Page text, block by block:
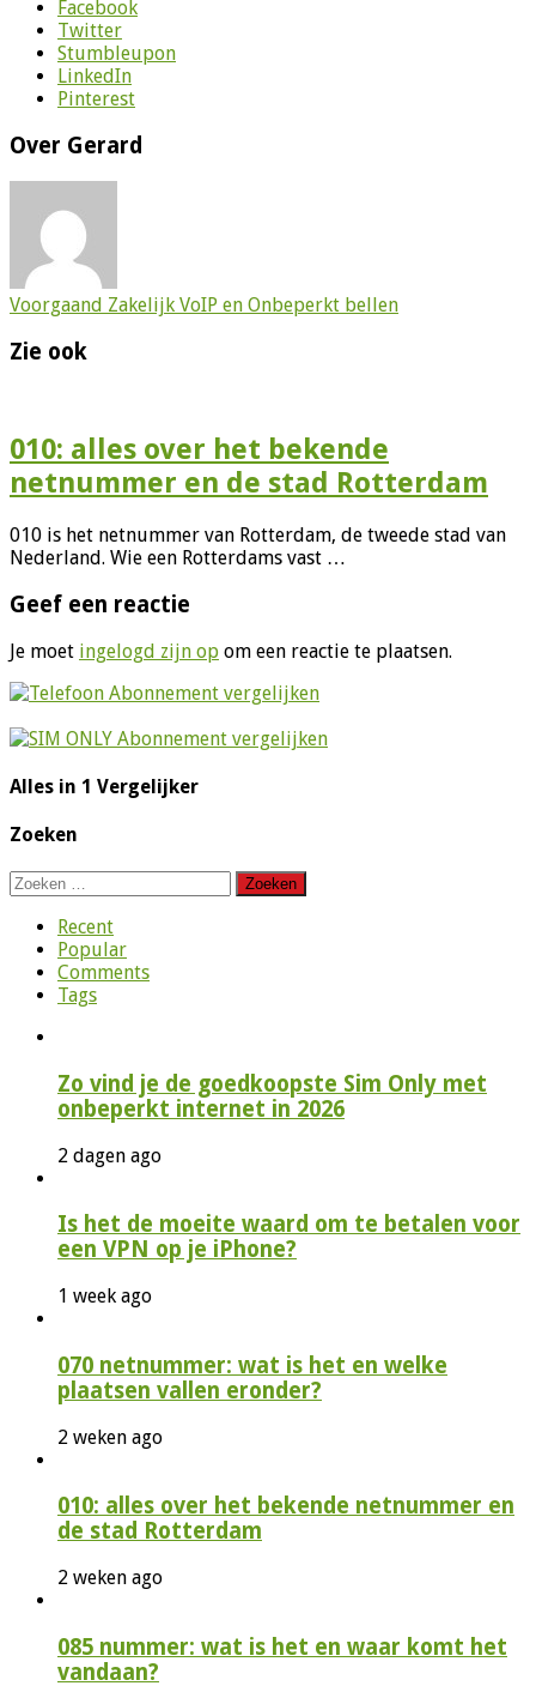
Facebook
Twitter
Stumbleupon
LinkedIn
Pinterest
Over Gerard
Voorgaand Zakelijk VoIP en Onbeperkt bellen
Zie ook
010: alles over het bekende
netnummer en de stad Rotterdam
010 is het netnummer van Rotterdam, de tweede stad van
Nederland. Wie een Rotterdams vast …
Geef een reactie
Je moet ingelogd zijn op om een reactie te plaatsen.
Alles in 1 Vergelijker
Zoeken
Zoeken
Recent
Popular
Comments
Tags
Zo vind je de goedkoopste Sim Only met
onbeperkt internet in 2026
2 dagen ago
Is het de moeite waard om te betalen voor
een VPN op je iPhone?
1 week ago
070 netnummer: wat is het en welke
plaatsen vallen eronder?
2 weken ago
010: alles over het bekende netnummer en
de stad Rotterdam
2 weken ago
085 nummer: wat is het en waar komt het
vandaan?